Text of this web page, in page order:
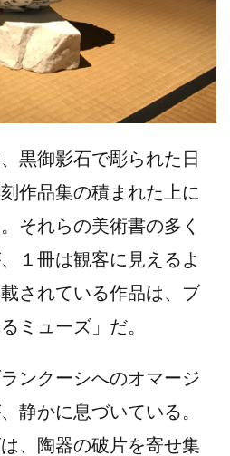
黒御影石で彫られた日
作品集の積まれた上に
それらの美術書の多く
１冊は観客に見えるよ
されている作品は、ブ
ミューズ」だ。
ンクーシへのオマージ
静かに息づいている。
、陶器の破片を寄せ集